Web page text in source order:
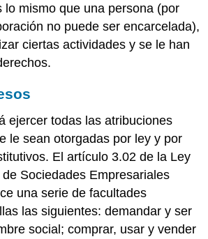
lo mismo que una persona (por
no puede ser encarcelada),
ciertas actividades y se le han
ejercer todas las atribuciones
le sean otorgadas por ley y por
El artículo 3.02 de la Ley
Sociedades Empresariales
una serie de facultades
las siguientes: demandar y ser
social; comprar, usar y vender